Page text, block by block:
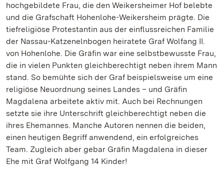
hochgebildete Frau, die den Weikersheimer Hof belebte
und die Grafschaft Hohenlohe-Weikersheim prägte. Die
tiefreligiöse Protestantin aus der einflussreichen Familie
der Nassau-Katzenelnbogen heiratete Graf Wolfang II.
von Hohenlohe. Die Gräfin war eine selbstbewusste Frau,
die in vielen Punkten gleichberechtigt neben ihrem Mann
stand. So bemühte sich der Graf beispielsweise um eine
religiöse Neuordnung seines Landes – und Gräfin
Magdalena arbeitete aktiv mit. Auch bei Rechnungen
setzte sie ihre Unterschrift gleichberechtigt neben die
ihres Ehemannes. Manche Autoren nennen die beiden,
einen heutigen Begriff anwendend, ein erfolgreiches
Team. Zugleich aber gebar Gräfin Magdalena in dieser
Ehe mit Graf Wolfgang 14 Kinder!